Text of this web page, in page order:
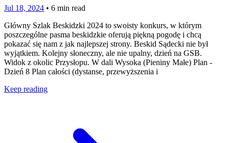
Jul 18, 2024 • 6 min read
Główny Szlak Beskidzki 2024 to swoisty konkurs, w którym
poszczególne pasma beskidzkie oferują piękną pogodę i chcą
pokazać się nam z jak najlepszej strony. Beskid Sądecki nie był
wyjątkiem. Kolejny słoneczny, ale nie upalny, dzień na GSB.
Widok z okolic Przysłopu. W dali Wysoka (Pieniny Małe) Plan -
Dzień 8 Plan całości (dystanse, przewyższenia i
Keep reading